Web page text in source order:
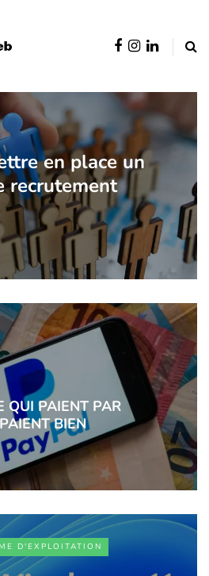
en place un
recrutement
QUI PAIENT PAR
BIEN
D'EXPLOITATION